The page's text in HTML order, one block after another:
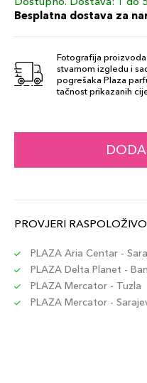
Besplatna dostava za
Fotografija
stvarnom izgledu i
pogrešaka Plaza
tačnost prikazanih
PROVJERI
PLAZA Aria Centar -
PLAZA Delta Planet -
PLAZA Mercator - Tuzla
PLAZA Mercator -